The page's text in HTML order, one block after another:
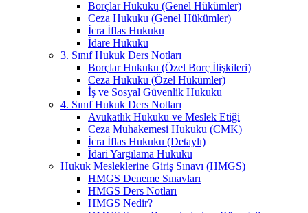
Borçlar Hukuku (Genel Hükümler)
Ceza Hukuku (Genel Hükümler)
İcra İflas Hukuku
İdare Hukuku
3. Sınıf Hukuk Ders Notları
Borçlar Hukuku (Özel Borç İlişkileri)
Ceza Hukuku (Özel Hükümler)
İş ve Sosyal Güvenlik Hukuku
4. Sınıf Hukuk Ders Notları
Avukatlık Hukuku ve Meslek Etiği
Ceza Muhakemesi Hukuku (CMK)
İcra İflas Hukuku (Detaylı)
İdari Yargılama Hukuku
Hukuk Mesleklerine Giriş Sınavı (HMGS)
HMGS Deneme Sınavları
HMGS Ders Notları
HMGS Nedir?